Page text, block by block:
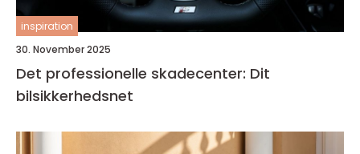
inspiration
30. November 2025
Det professionelle skadecenter: Dit
bilsikkerhedsnet